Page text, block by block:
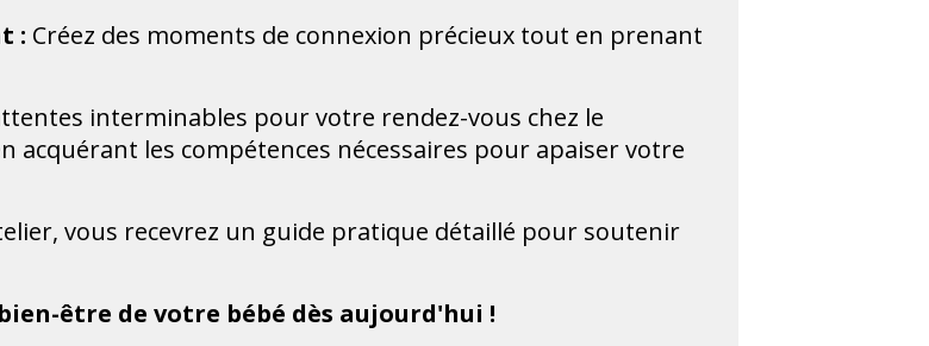
: Créez des moments de connexion précieux tout en prenant
interminables pour votre rendez-vous chez le
acquérant les compétences nécessaires pour apaiser votre
vous recevrez un guide pratique détaillé pour soutenir
être de votre bébé dès aujourd'hui !